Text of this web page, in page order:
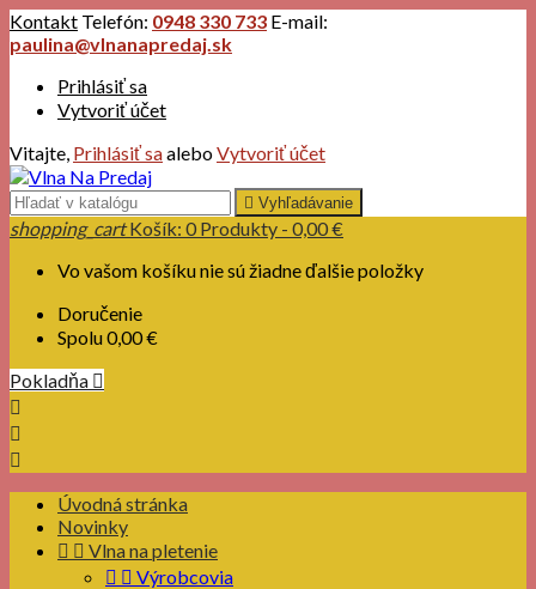
Kontakt Telefón: 0948 330 733 E-mail:
paulina@vlnanapredaj.sk
Prihlásiť sa
Vytvoriť účet
Vitajte, Prihlásiť saaleboVytvoriť účet
 Vyhľadávanie
shopping_cart Košík: 0 Produkty - 0,00 €
Vo vašom košíku nie sú žiadne ďalšie položky
Doručenie
Spolu0,00 €
Pokladňa 



Úvodná stránka
Novinky
  Vlna na pletenie
  Výrobcovia